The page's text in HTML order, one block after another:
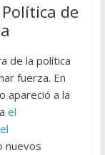
de
de la política
fuerza. En
apareció a la
el
nuevos